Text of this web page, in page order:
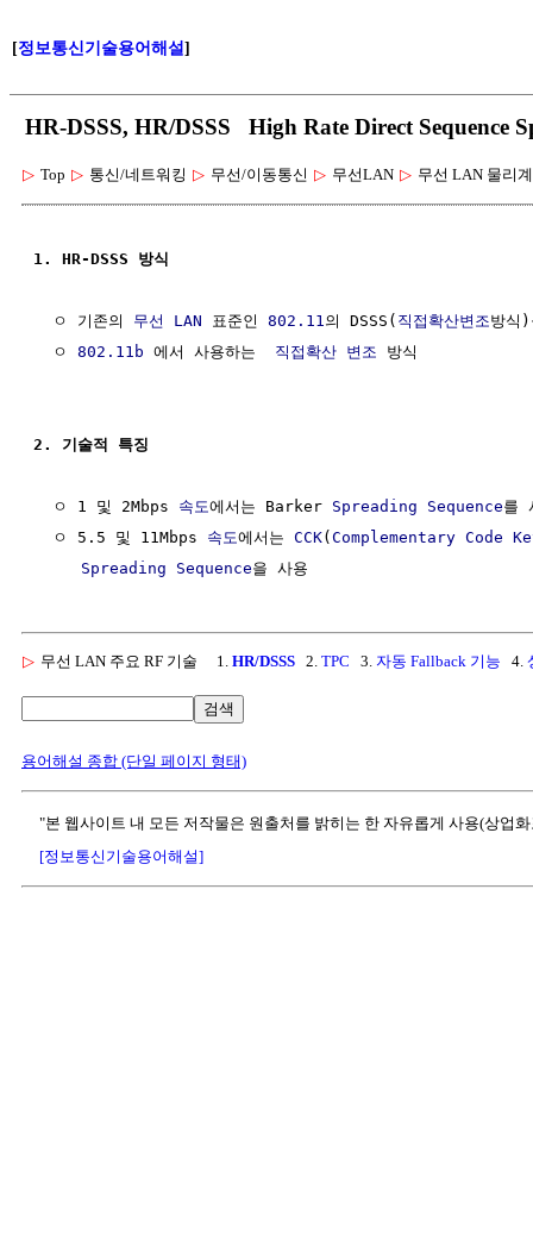
[정보통신기술용어해설]
HR-DSSS, HR/DSSS High Rate Direct Sequence
▷ Top ▷ 통신/네트워킹 ▷ 무선/이동통신 ▷ 무선LAN ▷ 무선 LAN 물리
1. HR-DSSS 방식
  ㅇ 기존의
무선 LAN 표준인 802.11 의 DSSS( 직접확산변조방식
  ㅇ
802.11b 에서 사용하는 직접확산 변조 방식
2. 기술적 특징
  ㅇ 1 및 2Mbps
속도에서는 Barker Spreading Sequence를
  ㅇ 5.5 및 11Mbps
속도에서는 CCK(Complementary Code
Spreading Sequence
▷ 무선 LAN 주요 RF 기술 1. HR/DSSS 2. TPC 3. 자동 Fallback 기능 4.
검색
용어해설 종합 (단일 페이지 형태)
"본 웹사이트 내 모든 저작물은 원출처를 밝히는 한 자유롭게 사용(상업
[정보통신기술용어해설]